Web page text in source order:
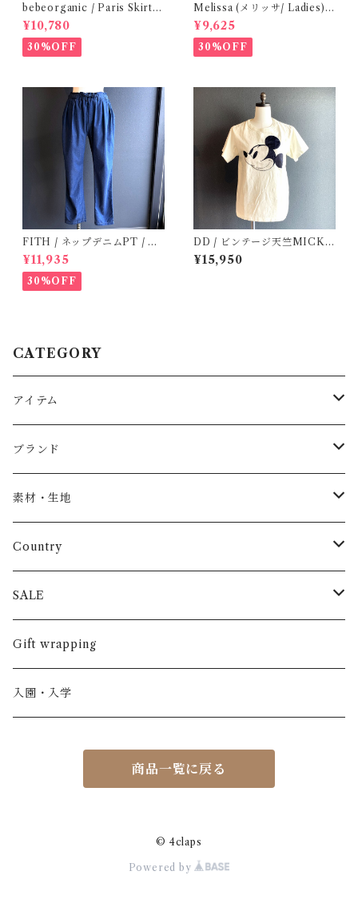
bebeorganic / Paris Skirt
Nostalgic Florals (10・12y)
¥10,780
30%OFF
Melissa (メリッサ/ Ladies)
Papete +Rider / White
¥9,625
30%OFF
FITH / ネップデニムPT / サ
イズ2
¥11,935
30%OFF
DD / ビンテージ天竺MICKE
YTee (1・2 )
¥15,950
CATEGORY
アイテム
Baby
トップス
長袖
半袖
パンツ
長ズボン
半ズボン
スカート
ワンピース
カーディガン / 羽織もの
ブランド
AS WE GROW
ARCH&LINE
BABE & TESS
BOBOCHOSES
BONHEUR DU JOUR
素材・生地
コットン 100%
リネン( 麻 )
ウール
アルパカ
Country
France / フランス
Italy / イタリア
NY / ニューヨーク
Spain / スペイン
SALE
男の子
女の子
くつ・帽子・Bag
Gift wrapping
入園・入学
商品一覧に戻る
© 4claps
Powered by